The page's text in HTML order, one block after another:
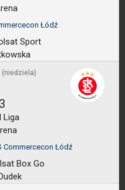
Łódź
Sport
(niedziela)
3
Liga
Commercecon Łódź
Box Go